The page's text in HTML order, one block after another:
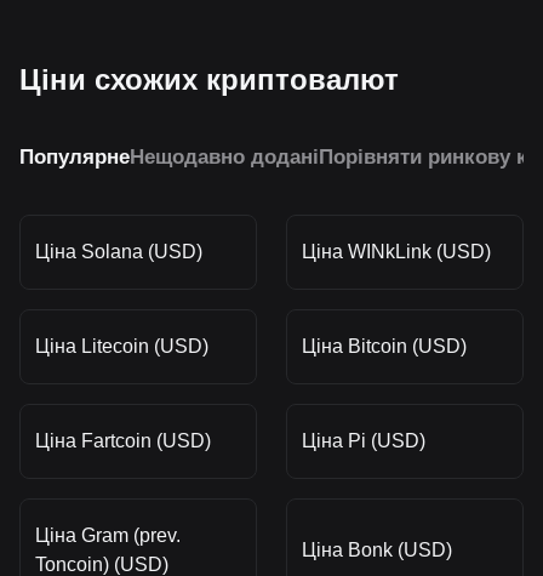
Ціни схожих криптовалют
ПопулярнеНещодавно доданіПорівняти ринкову
Ціна Solana (USD) Ціна WINkLink (USD)
Ціна Litecoin (USD) Ціна Bitcoin (USD)
Ціна Fartcoin (USD) Ціна Pi (USD)
Ціна Gram (prev.
Toncoin) (USD)
Ціна Bonk (USD)